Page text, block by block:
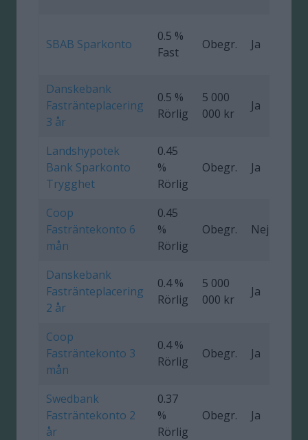
SBAB Sparkonto
0.5 %
Fast
Obegr. Ja
Danskebank
Fastränteplacering
3 år
0.5 %
Rörlig
5 000
000 kr
Ja
Landshypotek
Bank Sparkonto
Trygghet
0.45
%
Rörlig
Obegr. Ja
Coop
Fasträntekonto 6
mån
0.45
%
Rörlig
Obegr. Nej
Danskebank
Fastränteplacering
2 år
0.4 %
Rörlig
5 000
000 kr
Ja
Coop
Fasträntekonto 3
mån
0.4 %
Rörlig
Obegr. Ja
Swedbank
Fasträntekonto 2
år
0.37
%
Rörlig
Obegr. Ja